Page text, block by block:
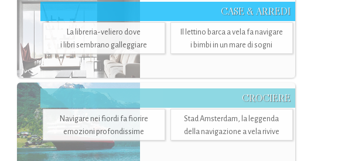
CASE & ARREDI
La libreria-veliero dove
i libri sembrano galleggiare
Il lettino barca a vela fa navigare
i bimbi in un mare di sogni
CROCIERE
Navigare nei fiordi fa fiorire
emozioni profondissime
Stad Amsterdam, la leggenda
della navigazione a vela rivive